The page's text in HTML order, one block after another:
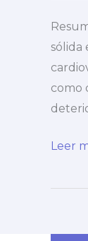
sólida
como
▶️
3,
Leer